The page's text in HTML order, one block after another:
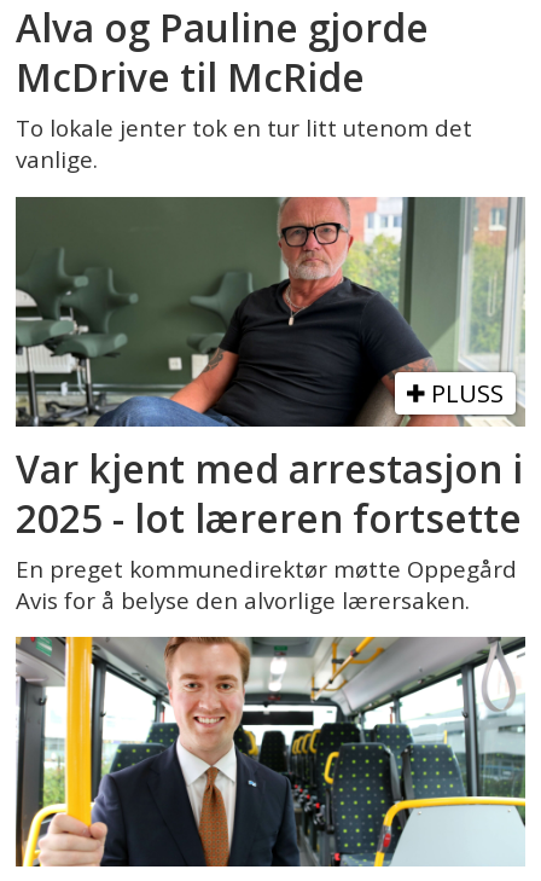
Alva og Pauline gjorde
McDrive til McRide
To lokale jenter tok en tur litt utenom det
vanlige.
PLUSS
Var kjent med arrestasjon i
2025 - lot læreren fortsette
En preget kommunedirektør møtte Oppegård
Avis for å belyse den alvorlige lærersaken.